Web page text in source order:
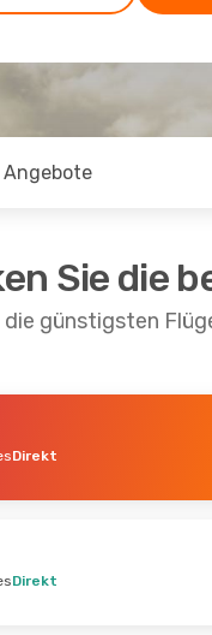
Angebote
Sie die
die günstigsten
Direkt
Direkt